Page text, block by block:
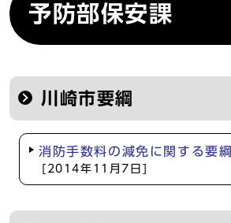
予防部保安課
川崎市要綱
消防手数料の減免に関する要綱
[2014年11月7日]